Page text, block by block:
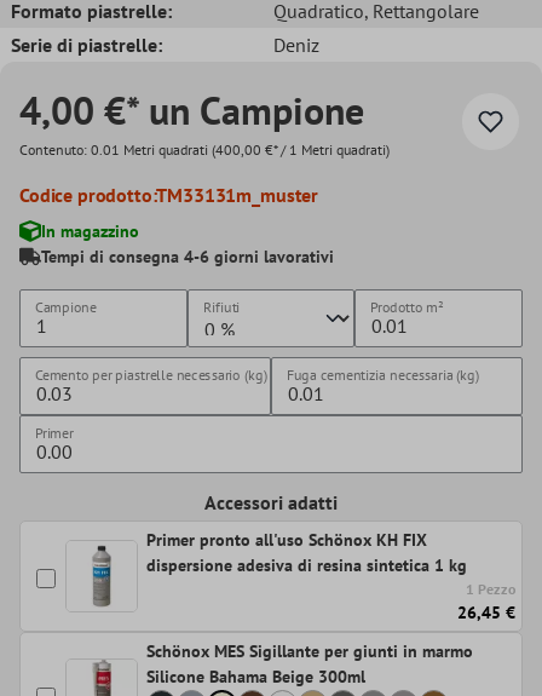
Formato piastrelle:
Quadratico, Rettangolare
Serie di piastrelle:
Deniz
4,00 €* un Campione
Contenuto: 0.01 Metri quadrati (400,00 €* / 1 Metri quadrati)
Codice prodotto:TM33131m_muster
In magazzino
Tempi di consegna 4-6 giorni lavorativi
Campione Rifiuti Prodotto m²
Cemento per piastrelle necessario (kg) Fuga cementizia necessaria (kg)
Primer
Accessori adatti
Primer pronto all'uso Schönox KH FIX
dispersione adesiva di resina sintetica 1 kg
1 Pezzo
26,45 €
Schönox MES Sigillante per giunti in marmo
Silicone Bahama Beige 300ml